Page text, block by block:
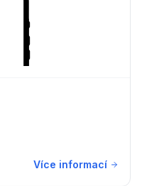
Více informací